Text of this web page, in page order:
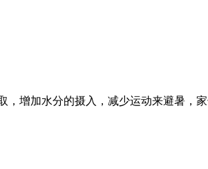
增加水分的摄入，减少运动来避暑，